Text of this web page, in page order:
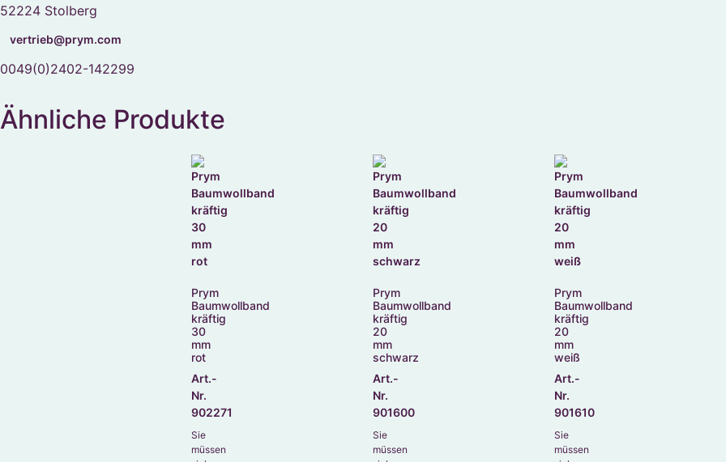
52224 Stolberg
vertrieb@prym.com
0049(0)2402-142299
Ähnliche Produkte
Prym
Baumwollband
kräftig
30
mm
rot
Art.-
Nr.
902271
Sie
müssen
Prym
Baumwollband
kräftig
20
mm
schwarz
Art.-
Nr.
901600
Sie
müssen
Prym
Baumwollband
kräftig
20
mm
weiß
Art.-
Nr.
901610
Sie
müssen